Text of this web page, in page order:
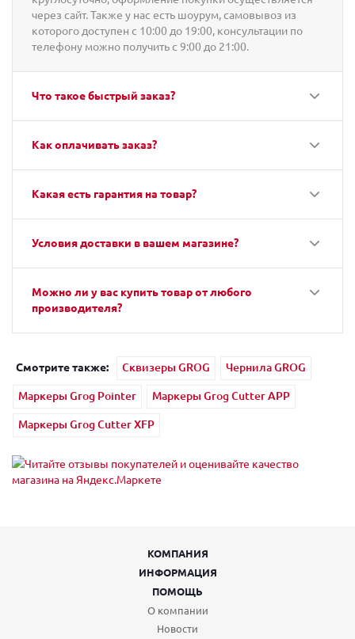
через сайт. Также у нас есть шоурум, самовывоз из
которого доступен с 10:00 до 19:00, консультации по
телефону можно получить с 9:00 до 21:00.
Что такое быстрый заказ?
Как оплачивать заказ?
Какая есть гарантия на товар?
Условия доставки в вашем магазине?
Можно ли у вас купить товар от любого
производителя?
Смотрите также: Сквизеры GROG
Чернила GROG
Маркеры Grog Pointer
Маркеры Grog Cutter APP
Маркеры Grog Cutter XFP
КОМПАНИЯ
ИНФОРМАЦИЯ
ПОМОЩЬ
О компании
Новости